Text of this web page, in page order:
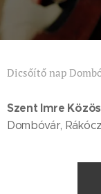
Dicsőítő nap
Szent Imre
Dombóvár,